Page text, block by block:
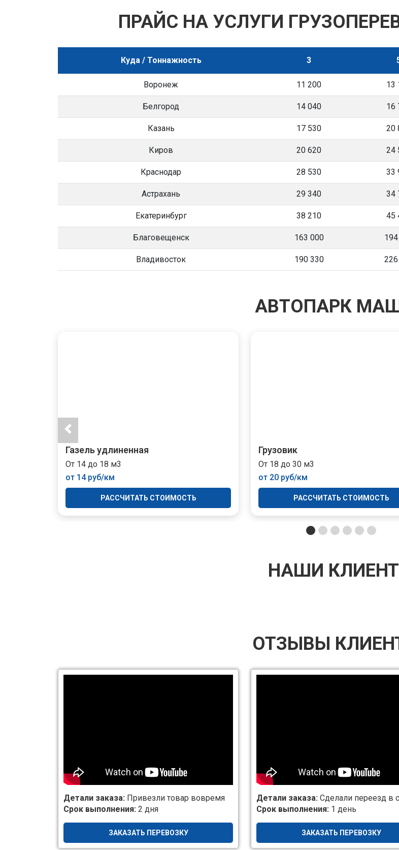
ПРАЙС НА УСЛУГИ
Куда / Тоннажность 3
Воронеж 11 200 13
Белгород 14 040 16
Казань 17 530 20
Киров 20 620 24
Краснодар 28 530 33
Астрахань 29 340 34
Екатеринбург 38 210 45
Благовещенск 163 000
Владивосток 190 330
АВТОПАРК
Газель удлиненная
От 14 до 18 м3
от 14 руб/км
РАССЧИТАТЬ СТОИМОСТЬ
Грузовик
От 18 до 30 м3
от 20 руб/км
РАССЧИТАТЬ СТОИМОСТЬ
НАШИ
ОТЗЫВЫ
Детали заказа: Привезли товар вовремя
Срок выполнения: 2 дня
ЗАКАЗАТЬ ПЕРЕВОЗКУ
Детали заказа: Сделали переезд в
Срок выполнения: 1 день
ЗАКАЗАТЬ ПЕРЕВОЗКУ